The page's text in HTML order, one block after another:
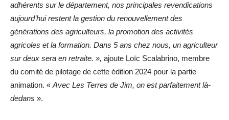
adhérents sur le département, nos principales revendications
aujourd’hui restent la gestion du renouvellement des
générations des agriculteurs, la promotion des activités
agricoles et la formation. Dans 5 ans chez nous, un agriculteur
sur deux sera en retraite. », ajoute Loïc Scalabrino, membre
du comité de pilotage de cette édition 2024 pour la partie
animation. « Avec Les Terres de Jim, on est parfaitement là-
dedans ».